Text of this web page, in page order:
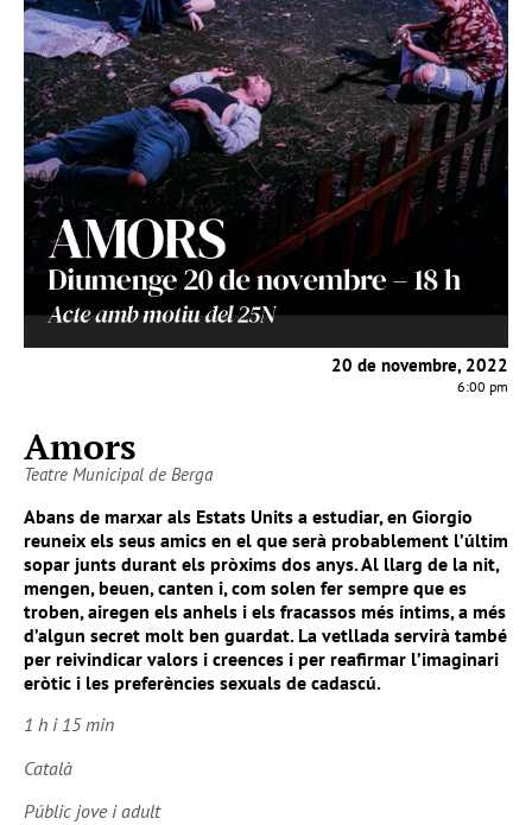
20 de novembre, 2022
6:00 pm
Amors
Teatre Municipal de Berga
Abans de marxar als Estats Units a estudiar, en Giorgio
reuneix els seus amics en el que serà probablement l’últim
sopar junts durant els pròxims dos anys. Al llarg de la nit,
mengen, beuen, canten i, com solen fer sempre que es
troben, airegen els anhels i els fracassos més íntims, a més
d’algun secret molt ben guardat. La vetllada servirà també
per reivindicar valors i creences i per reafirmar l’imaginari
eròtic i les preferències sexuals de cadascú.
1 h i 15 min
Català
Públic jove i adult